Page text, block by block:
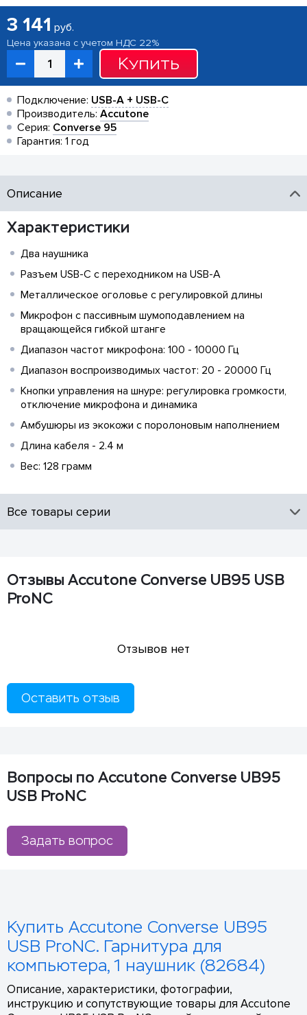
3 141 руб.
Цена указана с учетом НДС 22%
Купить
Подключение: USB-A + USB-C
Производитель: Accutone
Серия: Converse 95
Гарантия: 1 год
Описание
Характеристики
Два наушника
Разъем USB-C с переходником на USB-A
Металлическое оголовье с регулировкой длины
Микрофон с пассивным шумоподавлением на
вращающейся гибкой штанге
Диапазон частот микрофона: 100 - 10000 Гц
Диапазон воспроизводимых частот: 20 - 20000 Гц
Кнопки управления на шнуре: регулировка громкости,
отключение микрофона и динамика
Амбушюры из экокожи с поролоновым наполнением
Длина кабеля - 2.4 м
Вес: 128 грамм
Все товары серии
Отзывы Accutone Converse UB95 USB
ProNC
Отзывов нет
Оставить отзыв
Вопросы по Accutone Converse UB95
USB ProNC
Задать вопрос
Купить Accutone Converse UB95
USB ProNC. Гарнитура для
компьютера, 1 наушник (82684)
Описание, характеристики, фотографии,
инструкцию и сопутствующие товары для Accutone